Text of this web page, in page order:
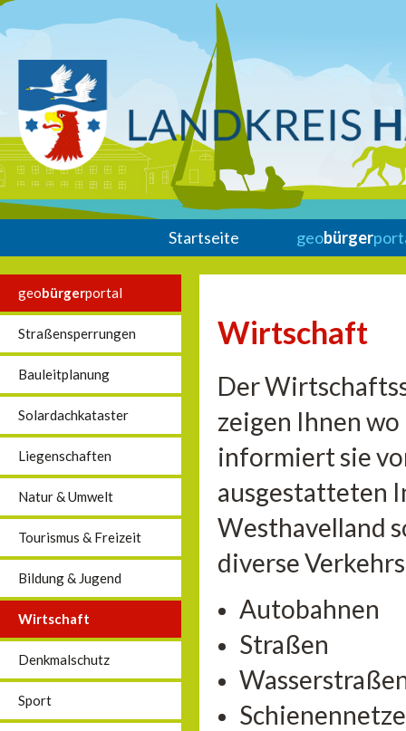
Startseite geobürger
geobürgerportal
Straßensperrungen
Bauleitplanung
Solardachkataster
Liegenschaften
Natur & Umwelt
Tourismus & Freizeit
Bildung & Jugend
Wirtschaft
Denkmalschutz
Sport
Wirtschaft
Der
zeigen Ihnen
informiert sie
ausgestatteten
Westhavelland
diverse
Autobahnen
Straßen
Schienennetze